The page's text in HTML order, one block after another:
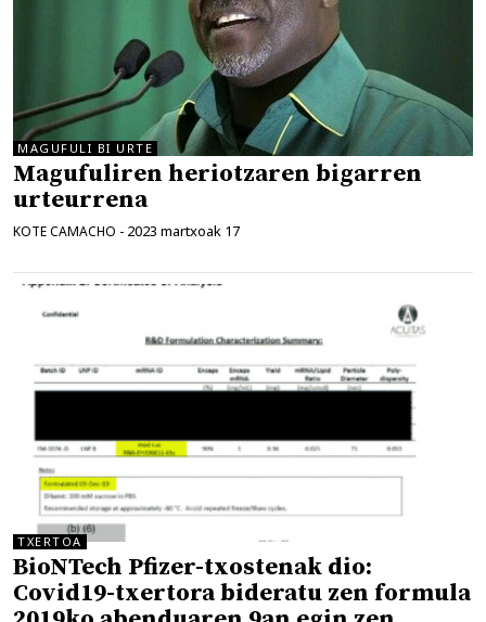
MAGUFULI BI URTE
Magufuliren heriotzaren bigarren
urteurrena
KOTE CAMACHO - 2023 martxoak 17
TXERTOA
BioNTech Pfizer-txostenak dio:
Covid19-txertora bideratu zen formula